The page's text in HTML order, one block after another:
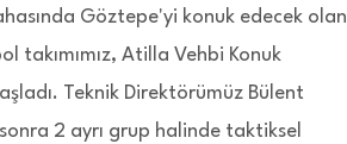
Göztepe'yi konuk edecek olan
takımımız, Atilla Vehbi Konuk
Teknik Direktörümüz Bülent
2 ayrı grup halinde taktiksel